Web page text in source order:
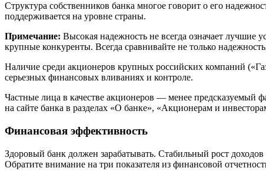
Структура собственников банка многое говорит о его
поддерживается на уровне страны.
Примечание: Высокая надежность не всегда означает лучшие
крупные конкуренты. Всегда сравнивайте не только
Наличие среди акционеров крупных российских компаний
серьезных финансовых вливаниях и контроле.
Частные лица в качестве акционеров — менее
на сайте банка в разделах «О банке», «Акционерам и
Финансовая эффективность
Здоровый банк должен зарабатывать. Стабильный рост
Обратите внимание на три показателя из финансовой